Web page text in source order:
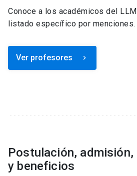
Conoce a los académicos del
listado específico por menciones.
Ver profesores keyboard_arrow_right
Postulación, admisión,
y beneficios